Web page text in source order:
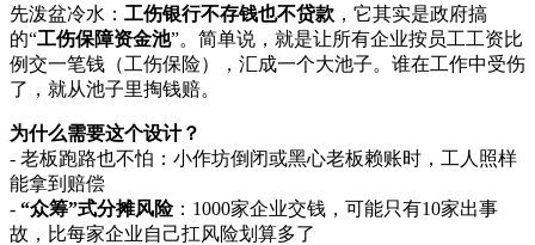
先泼盆冷水： 工伤银行不存钱也不贷款 ，它其实是政府搞
的“工伤保障资金池”。简单说，就是让所有企业按员工工资比
例交一笔钱（工伤保险），汇成一个大池子。谁在工作中受伤
了，就从池子里掏钱赔。
为什么需要这个设计？
- 老板跑路也不怕：小作坊倒闭或黑心老板赖账时，工人照样
能拿到赔偿
- “众筹”式分摊风险：1000家企业交钱，可能只有10家出事
故，比每家企业自己扛风险划算多了